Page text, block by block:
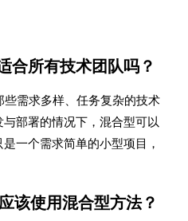
合所有技术团队吗？
些需求多样、任务复杂的技术
部署的情况下，混合型可以
一个需求简单的小型项目，
该使用混合型方法？